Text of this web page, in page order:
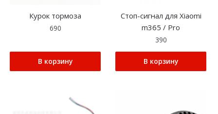
Курок тормоза
690
В корзину
Стоп-сигнал для Xiaomi
m365 / Pro
390
В корзину